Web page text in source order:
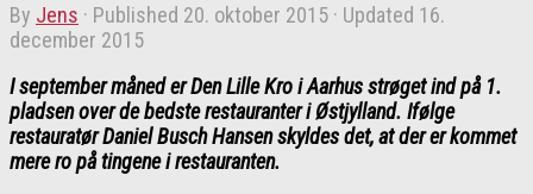
by Jens · Published 20. oktober 2015 · Updated 16.
december 2015
I september måned er Den Lille Kro i Aarhus strøget ind på 1.
pladsen over de bedste restauranter i Østjylland. Ifølge
restauratør Daniel Busch Hansen skyldes det, at der er kommet
mere ro på tingene i restauranten.